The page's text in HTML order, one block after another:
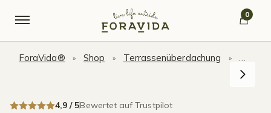
0
ForaVida® » Shop » Terrassenüberdachung »
4,9 / 5Bewertet auf Trustpilot